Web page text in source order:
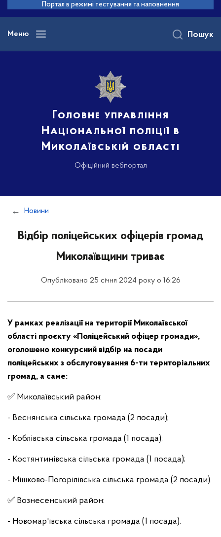
основного
вмісту
Портал в режимі тестування та наповнення
Меню
Головне управління
Національної поліції в
Миколаївській області
Офіційний вебпортал
Пошук
Новини
Відбір поліцейських офіцерів громад
Миколаївщини триває
Опубліковано 25 січня 2024 року о 16:26
У рамках реалізації на території Миколаївської
області проєкту «Поліцейський офіцер громади»,
оголошено конкурсний відбір на посади
поліцейських з обслуговування 6-ти територіальних
громад, а саме:
✅ Миколаївський район:
- Веснянська сільська громада (2 посади);
- Коблівська сільська громада (1 посада);
- Костянтинівська сільська громада (1 посада);
- Мішково-Погорілівська сільська громада (2 посади).
✅ Вознесенський район:
- Новомар'ївська сільська громада (1 посада).